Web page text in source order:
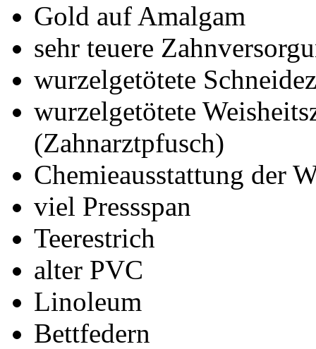
Gold auf Amalgam
sehr teuere
wurzelgetötete
wurzelgetötete
(Zahnarztpfusch)
Chemieausstattung der
viel Pressspan
Teerestrich
alter PVC
Linoleum
Bettfedern